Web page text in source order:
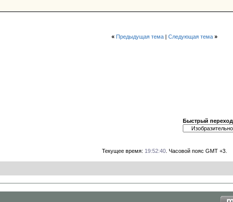
« Предыдущая тема| Следующая тема »
Быстрый переход
Текущее время: 19:52:40. Часовой пояс GMT +3.